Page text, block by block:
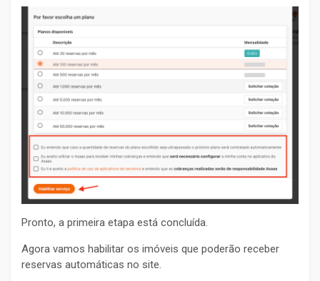
Pronto, a primeira etapa está concluída.
Agora vamos habilitar os imóveis que poderão receber
reservas automáticas no site.